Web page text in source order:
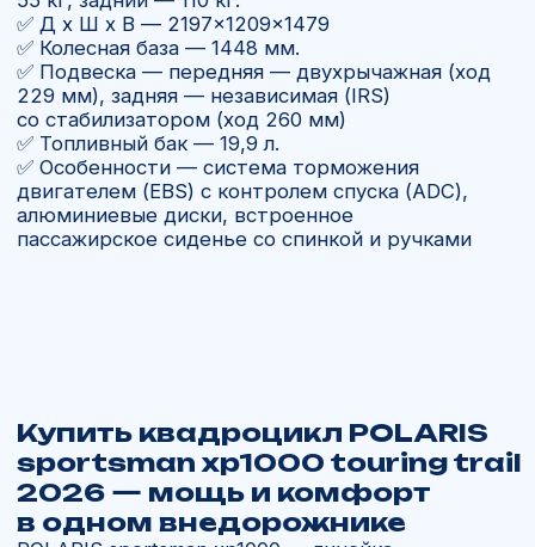
Для кого подойдетPOLARIS
sportsman xp1000 touring trail
2026
Для охотников и рыбаков, которым
нужна техника для тяжёлых условий.
Для любителей экстремального
бездорожья и трофи-рейдов.
Для путешествий на квадроцикле
по горам, лесам и болотам.
КупитьPOLARIS в России
В «Ямал Мото» вы можете купить квадроцикл
для любых целей. Мы предлагаем доставку
напрямую от официальных дилеров POLARIS
из США и Канады с полной таможенной